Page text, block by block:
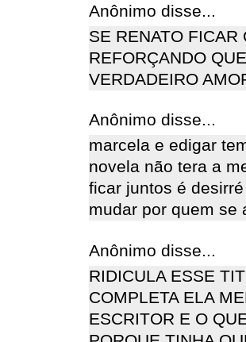
Anônimo disse...
SE RENATO
REFORÇANDO
VERDADEIRO
Anônimo disse...
marcela e edigar
novela não tera a
ficar juntos é
mudar por quem se
Anônimo disse...
RIDICULA ESSE
COMPLETA ELA
ESCRITOR E O